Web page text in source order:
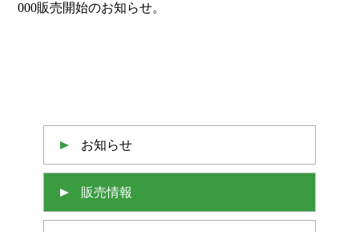
000販売開始のお知らせ。
お知らせ
販売情報